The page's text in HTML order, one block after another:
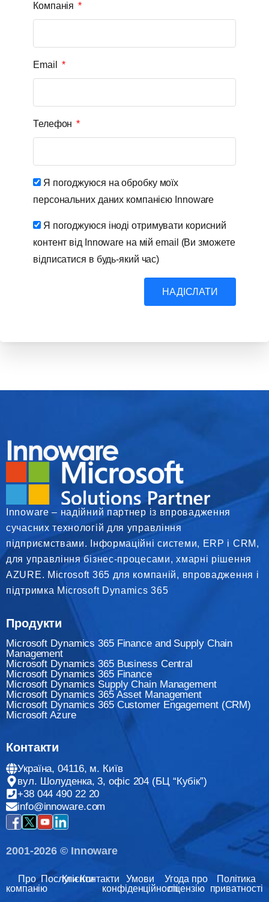
Компанія
Email
Телефон
Я погоджуюся на обробку моїх
персональних даних компанією Innoware
Я погоджуюся іноді отримувати корисний
контент від Innoware на мій email (Ви зможете
відписатися в будь-який час)
НАДІСЛАТИ
Innoware – надійний партнер із впровадження
сучасних технологій для управління
підприємствами. Інформаційні системи, ERP і CRM,
для управління бізнес-процесами, хмарні рішення
AZURE. Microsoft 365 для компаній, впровадження і
підтримка Microsoft Dynamics 365
Продукти
Microsoft Dynamics 365 Finance and Supply Chain
Management
Microsoft Dynamics 365 Business Central
Microsoft Dynamics 365 Finance
Мicrosoft Dynamics Supply Chain Management
Microsoft Dynamics 365 Asset Management
Microsoft Dynamics 365 Customer Engagement (CRM)
Microsoft Azure
Контакти
Україна, 04116, м. Київ
вул. Шолуденка, 3, офіс 204 (БЦ “Кубік”)
+38 044 490 22 20
info@innoware.com
2001-2026 © Innoware
Про
компанію
ПослугиКлієнтиКонтакти
Умови
конфіденційності
Угода про
ліцензію
Політика
приватності